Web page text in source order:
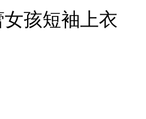
孩短袖上衣